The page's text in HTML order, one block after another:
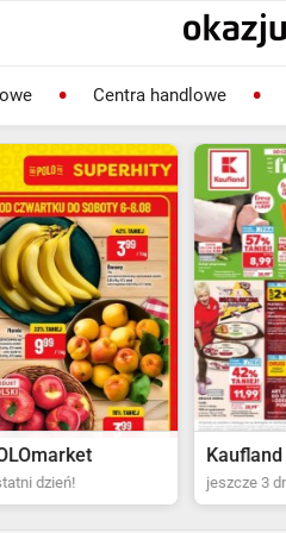
Centra handlowe
Kaufland
jeszcze 3 dni